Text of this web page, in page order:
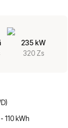
235 kW
320 Zs
kWh